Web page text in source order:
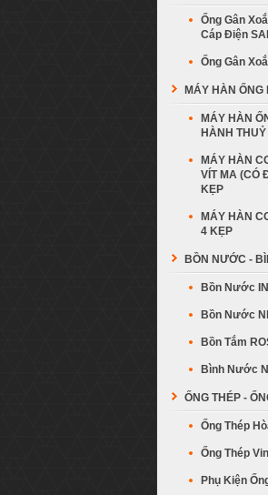
Ống Gân
Cáp Điện
Ống Gân
MÁY HÀN ỐNG
MÁY HÀN
HÀNH
MÁY HÀN
VÍT MA (CÓ
KẸP
MÁY HÀN
4 KẸP
BỒN NƯỚC -
Bồn Nước
Bồn Nước
Bồn Tắm
Bình Nước
ỐNG THÉP -
Ống Thép
Ống Thép
Phụ Kiện